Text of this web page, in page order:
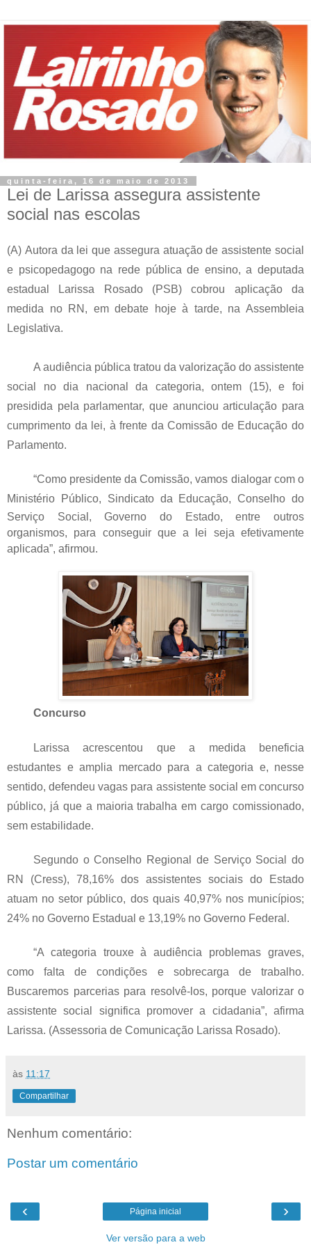
quinta-feira, 16 de maio de 2013
Lei de Larissa assegura assistente
social nas escolas
(A) Autora da lei que assegura atuação de assistente social
e psicopedagogo na rede pública de ensino, a deputada
estadual Larissa Rosado (PSB) cobrou aplicação da
medida no RN, em debate hoje à tarde, na Assembleia
Legislativa.
A audiência pública tratou da valorização do assistente
social no dia nacional da categoria, ontem (15), e foi
presidida pela parlamentar, que anunciou articulação para
cumprimento da lei, à frente da Comissão de Educação do
Parlamento.
“Como presidente da Comissão, vamos dialogar com o
Ministério Público, Sindicato da Educação,Conselho do
Serviço Social, Governo do Estado, entre outros
organismos, para conseguir que a lei seja efetivamente
aplicada”, afirmou.
Concurso
Larissa acrescentou que a medida beneficia
estudantes e amplia mercado para a categoria e, nesse
sentido, defendeu vagas para assistente social em concurso
público, já que a maioria trabalha em cargo comissionado,
sem estabilidade.
Segundo o Conselho Regional de Serviço Social do
RN (Cress), 78,16% dos assistentes sociais do Estado
atuam no setor público, dos quais 40,97% nos municípios;
24% no Governo Estadual e 13,19% no Governo Federal.
“A categoria trouxe à audiência problemas graves,
como falta de condições e sobrecarga de trabalho.
Buscaremos parcerias para resolvê-los, porque valorizar o
assistente social significa promover a cidadania”, afirma
Larissa. (Assessoria de Comunicação Larissa Rosado).
às 11:17
Compartilhar
Nenhum comentário:
Postar um comentário
‹ ›
Página inicial
Ver versão para a web